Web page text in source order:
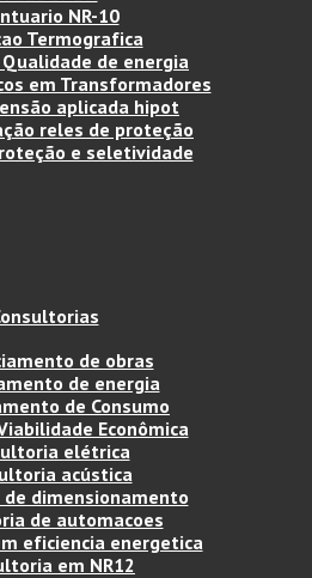
NR-10
Termografica
de energia
em Transformadores
aplicada hipot
reles de proteção
e seletividade
de obras
de energia
de Consumo
Econômica
elétrica
acústica
de dimensionamento
de automacoes
eficiencia energetica
em NR12